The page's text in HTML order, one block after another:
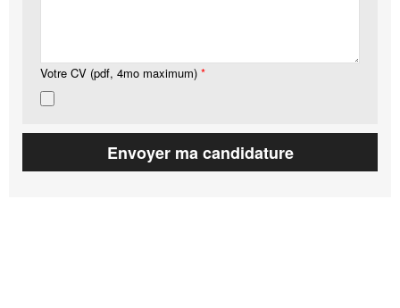
Votre CV (pdf, 4mo maximum) *